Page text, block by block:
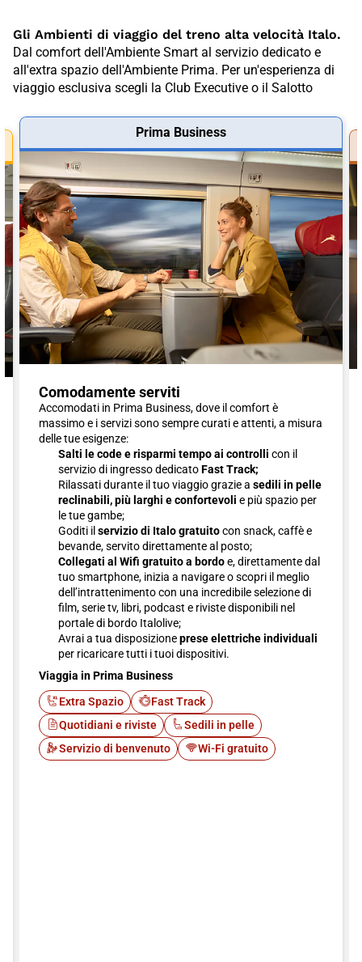
Gli Ambienti di viaggio del treno alta velocità Italo.
Dal comfort dell'Ambiente Smart al servizio dedicato e
all'extra spazio dell'Ambiente Prima. Per un'esperienza di
viaggio esclusiva scegli la Club Executive o il Salotto
Prima Business
Comodamente serviti
Accomodati in Prima Business, dove il comfort è
massimo e i servizi sono sempre curati e attenti, a misura
delle tue esigenze:
Salti le code e risparmi tempo ai controlli con il
servizio di ingresso dedicatoFast Track;
Rilassati durante il tuo viaggio grazie a sedili in pelle
reclinabili, più larghi e confortevoli e più spazio per
le tue gambe;
Goditi il servizio di Italo gratuitocon snack, caffè e
bevande, servito direttamente al posto;
Collegati al Wifi gratuito a bordoe, direttamente dal
tuo smartphone, inizia a navigare o scopri il meglio
dell’intrattenimento con una incredibile selezione di
film, serie tv, libri, podcast e riviste disponibili nel
portale di bordo Italolive;
Avrai a tua disposizioneprese elettriche individuali
per ricaricare tutti i tuoi dispositivi.
Viaggia in Prima Business
Extra Spazio
Fast Track
Quotidiani e riviste
Sedili in pelle
Servizio di benvenuto
Wi-Fi gratuito